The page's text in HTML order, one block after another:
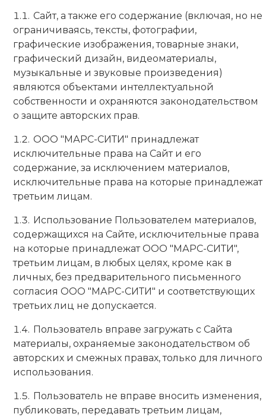
Сайт, а также его содержание (включая, но не
ограничиваясь, тексты, фотографии,
графические изображения, товарные знаки,
графический дизайн, видеоматериалы,
музыкальные и звуковые произведения)
являются объектами интеллектуальной
собственности и охраняются законодательством
о защите авторских прав.
ООО "МАРС-СИТИ" принадлежат
исключительные права на Сайт и его
содержание, за исключением материалов,
исключительные права на которые принадлежат
третьим лицам.
Использование Пользователем материалов,
содержащихся на Сайте, исключительные права
на которые принадлежат ООО "МАРС-СИТИ",
третьим лицам, в любых целях, кроме как в
личных, без предварительного письменного
согласия ООО "МАРС-СИТИ" и соответствующих
третьих лиц не допускается.
Пользователь вправе загружать с Сайта
материалы, охраняемые законодательством об
авторских и смежных правах, только для личного
использования.
Пользователь не вправе вносить изменения,
публиковать, передавать третьим лицам,